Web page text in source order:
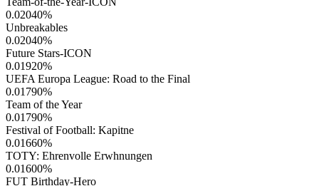
0.02040%
Unbreakables
0.02040%
Future Stars-ICON
0.01920%
UEFA Europa League: Road to the Final
0.01790%
Team of the Year
0.01790%
Festival of Football: Kapitne
0.01660%
TOTY: Ehrenvolle Erwhnungen
0.01600%
FUT Birthday-Hero